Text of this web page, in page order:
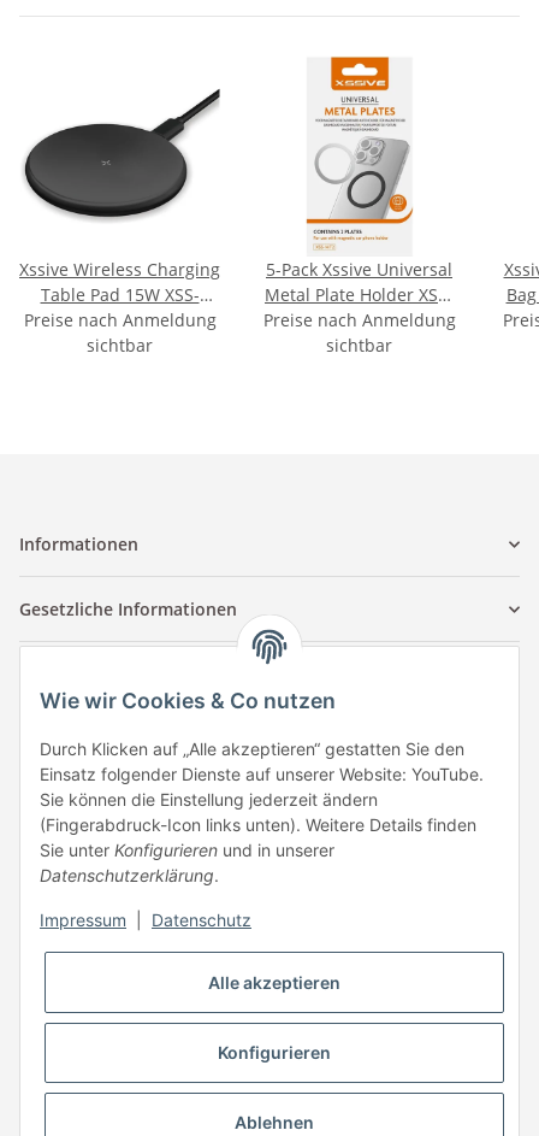
Xssive Wireless Charging
Table Pad 15W XSS-
W1BK - Black
Preise nach Anmeldung
sichtbar
5-Pack Xssive Universal
Metal Plate Holder XSS-
MT2
Preise nach Anmeldung
sichtbar
Informationen
Gesetzliche Informationen
Tuccar GmbH
Raum A-123
Anton-Kux-Str.2
41460 Neuss
E-Mail: info @ megaphonic.de
Kundenservice
Mo - Fr 10:00 - 18:00
Mail: info @ megaphonic.de
* Alle Preise inkl. gesetzlicher USt.
Wie wir Cookies & Co nutzen
Durch Klicken auf „Alle akzeptieren“ gestatten Sie den
Einsatz folgender Dienste auf unserer Website: YouTube.
Sie können die Einstellung jederzeit ändern
(Fingerabdruck-Icon links unten). Weitere Details finden
Sie unter Konfigurieren und in unserer
Datenschutzerklärung.
Impressum Datenschutz
Alle akzeptieren
Konfigurieren
Ablehnen